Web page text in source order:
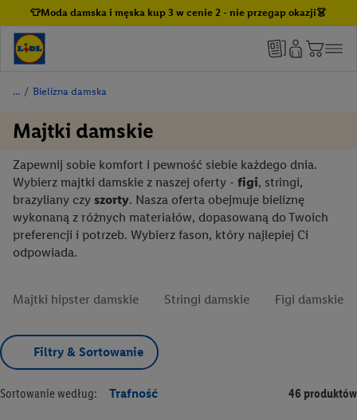
👕Moda damska i męska kup 3 w cenie 2 - nie przegap okazji👗
/ Bielizna damska
Majtki damskie
Zapewnij sobie komfort i pewność siebie każdego dnia.
Wybierz majtki damskie z naszej oferty - figi, stringi,
brazyliany czy szorty. Nasza oferta obejmuje bieliznę
wykonaną z różnych materiałów, dopasowaną do Twoich
preferencji i potrzeb. Wybierz fason, który najlepiej Ci
odpowiada.
Majtki hipster damskie Stringi damskie Figi damskie
Filtry & Sortowanie
Sortowanie według: Trafność 46 produktów